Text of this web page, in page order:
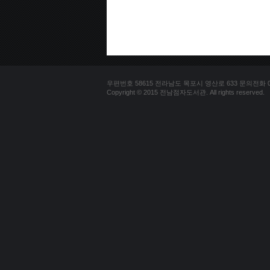
우편번호 58615 전라남도 목포시 영산로 633 문의전화
Copyright © 2015 전남점자도서관. All rights reserved.